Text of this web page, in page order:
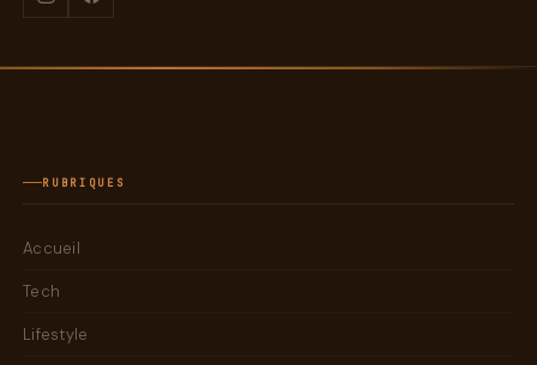
RUBRIQUES
Accueil
Tech
Lifestyle